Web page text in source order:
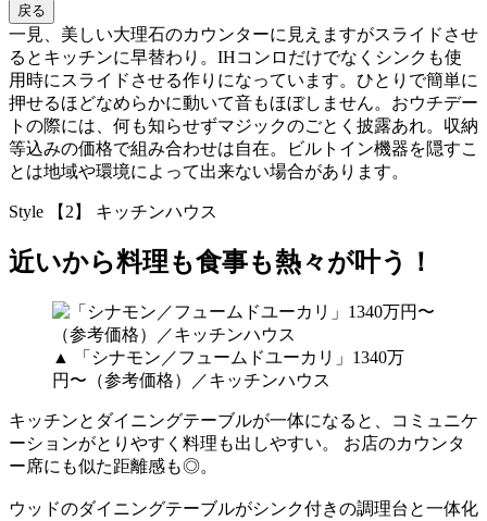
戻る
一見、美しい大理石のカウンターに見えますがスライドさせ
るとキッチンに早替わり。IHコンロだけでなくシンクも使
用時にスライドさせる作りになっています。ひとりで簡単に
押せるほどなめらかに動いて音もほぼしません。おウチデー
トの際には、何も知らせずマジックのごとく披露あれ。収納
等込みの価格で組み合わせは自在。ビルトイン機器を隠すこ
とは地域や環境によって出来ない場合があります。
Style 【2】 キッチンハウス
近いから料理も食事も熱々が叶う！
▲ 「シナモン／フュームドユーカリ」1340万
円〜（参考価格）／キッチンハウス
キッチンとダイニングテーブルが一体になると、コミュニケ
ーションがとりやすく料理も出しやすい。 お店のカウンタ
ー席にも似た距離感も◎。
ウッドのダイニングテーブルがシンク付きの調理台と一体化